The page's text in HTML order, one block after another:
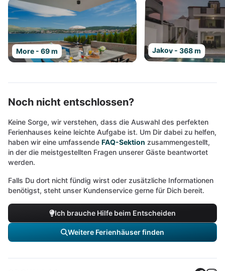
More - 69 m Jakov - 368 m
Noch nicht entschlossen?
Keine Sorge, wir verstehen, dass die Auswahl des perfekten
Ferienhauses keine leichte Aufgabe ist. Um Dir dabei zu helfen,
haben wir eine umfassende FAQ-Sektion zusammengestellt,
in der die meistgestellten Fragen unserer Gäste beantwortet
werden.
Falls Du dort nicht fündig wirst oder zusätzliche Informationen
benötigst, steht unser Kundenservice gerne für Dich bereit.
Ich brauche Hilfe beim Entscheiden
Weitere Ferienhäuser finden